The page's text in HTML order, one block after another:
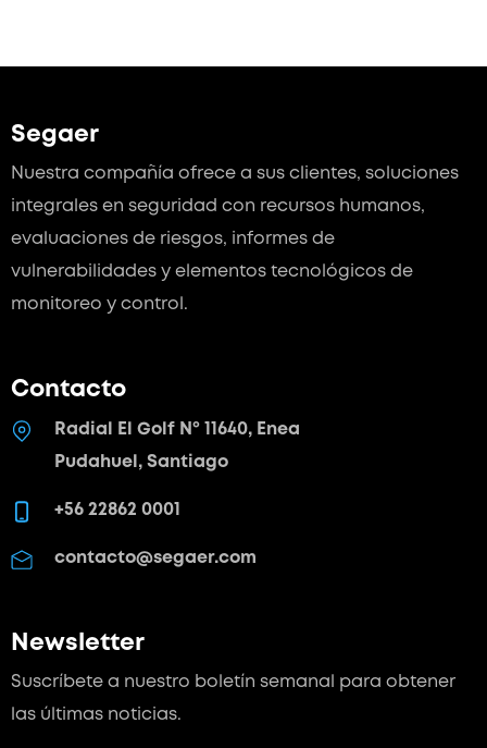
Segaer
Nuestra compañía ofrece a sus clientes, soluciones
integrales en seguridad con recursos humanos,
evaluaciones de riesgos, informes de
vulnerabilidades y elementos tecnológicos de
monitoreo y control.
Contacto
Radial El Golf Nº 11640, Enea
Pudahuel, Santiago
+56 22862 0001
contacto@segaer.com
Newsletter
Suscríbete a nuestro boletín semanal para obtener
las últimas noticias.